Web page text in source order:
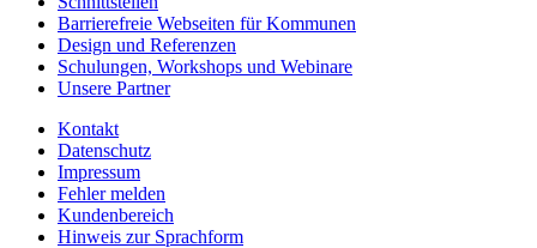
Barrierefreie Webseiten für Kommunen
Design und Referenzen
Schulungen, Workshops und Webinare
Unsere Partner
Kontakt
Datenschutz
Impressum
Fehler melden
Kundenbereich
Hinweis zur Sprachform